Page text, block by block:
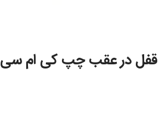
قفل در عقب چپ کی ام سی T8